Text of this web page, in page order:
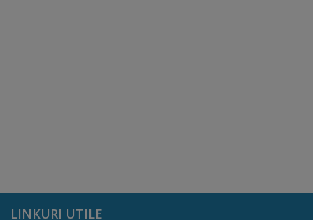
municipale
LINKURI UTILE